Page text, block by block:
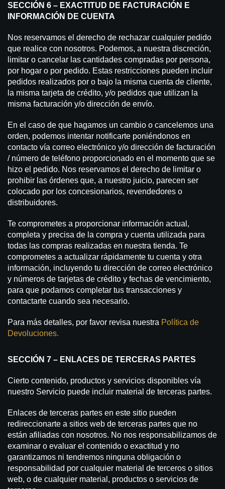
SECCIÓN 6 – EXACTITUD DE FACTURACIÓN E
INFORMACIÓN DE CUENTA
Nos reservamos el derecho de rechazar cualquier pedido
que realice con nosotros. Podemos, a nuestra discreción,
limitar o cancelar las cantidades compradas por persona,
por hogar o por pedido. Estas restricciones pueden incluir
pedidos realizados por o bajo la misma cuenta de cliente,
la misma tarjeta de crédito, y/o pedidos que utilizan la
misma facturación y/o dirección de envío.
En el caso de que hagamos un cambio o cancelemos una
orden, podemos intentar notificarte poniéndonos en
contacto vía correo electrónico y/o dirección de facturación
/ número de teléfono proporcionado en el momento que se
hizo el pedido. Nos reservamos el derecho de limitar o
prohibir las órdenes que, a nuestro juicio, parecen ser
colocado por los concesionarios, revendedores o
distribuidores.
Te comprometes a proporcionar información actual,
completa y precisa de la compra y cuenta utilizada para
todas las compras realizadas en nuestra tienda. Te
comprometes a actualizar rápidamente tu cuenta y otra
información, incluyendo tu dirección de correo electrónico
y números de tarjetas de crédito y fechas de vencimiento,
para que podamos completar tus transacciones y
contactarte cuando sea necesario.
Para más detalles, por favor revisa nuestra Política de
Devoluciones.
SECCIÓN 7 – ENLACES DE TERCERAS PARTES
Cierto contenido, productos y servicios disponibles vía
nuestro Servicio puede incluir material de terceras partes.
Enlaces de terceras partes en este sitio pueden
redireccionarte a sitios web de terceras partes que no
están afiliadas con nosotros. No nos responsabilizamos de
examinar o evaluar el contenido o exactitud y no
garantizamos ni tendremos ninguna obligación o
responsabilidad por cualquier material de terceros o sitios
web, o de cualquier material, productos o servicios de